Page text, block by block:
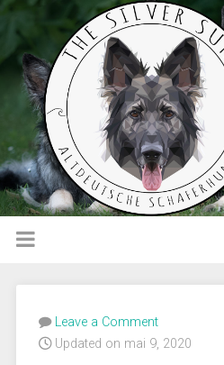
Leave a Comment
Updated on mai 9, 2020